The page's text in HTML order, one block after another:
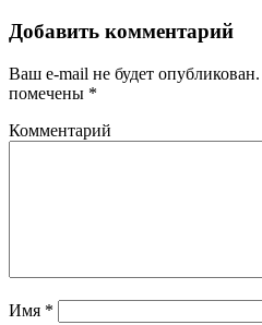
Добавить комментарий
Ваш e-mail не будет опубликован.
помечены *
Комментарий
Имя *